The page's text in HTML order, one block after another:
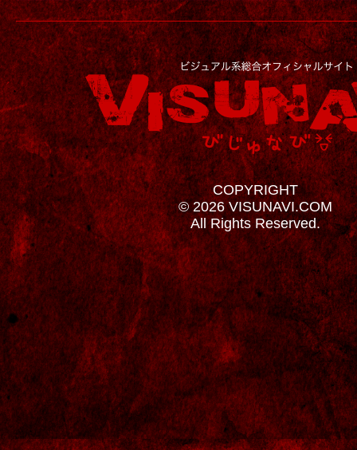
COPYRIGHT
© 2026 VISUNAVI.COM
All Rights Reserved.